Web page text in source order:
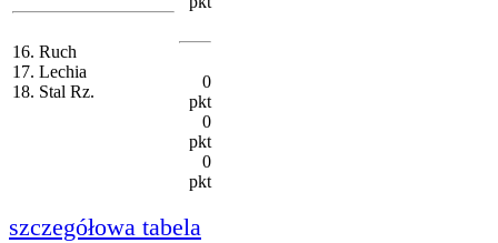
16. Ruch
17. Lechia
18. Stal Rz.
0
pkt
0
pkt
0
pkt
szczegółowa tabela